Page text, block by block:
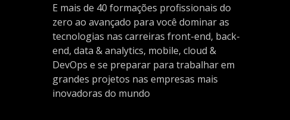
E mais de 40 formações profissionais do
zero ao avançado para você dominar as
tecnologias nas carreiras front-end, back-
end, data & analytics, mobile, cloud &
DevOps e se preparar para trabalhar em
grandes projetos nas empresas mais
inovadoras do mundo